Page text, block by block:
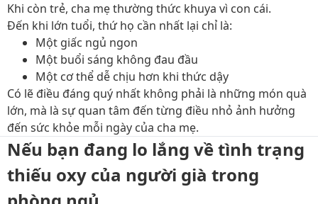
Khi còn trẻ, cha mẹ thường thức khuya vì con cái.
Đến khi lớn tuổi, thứ họ cần nhất lại chỉ là:
Một giấc ngủ ngon
Một buổi sáng không đau đầu
Một cơ thể dễ chịu hơn khi thức dậy
Có lẽ điều đáng quý nhất không phải là những món quà
lớn, mà là sự quan tâm đến từng điều nhỏ ảnh hưởng
đến sức khỏe mỗi ngày của cha mẹ.
Nếu bạn đang lo lắng về tình trạng
thiếu oxy của người già trong